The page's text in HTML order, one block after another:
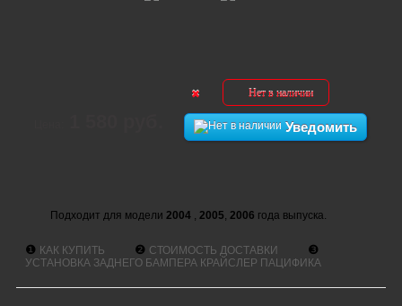
Нет в наличии
Уведомить
Подходит для модели 2004 , 2005, 2006 года выпуска.
❶ КАК КУПИТЬ ❷ СТОИМОСТЬ ДОСТАВКИ ❸
УСТАНОВКА ЗАДНЕГО БАМПЕРА КРАЙСЛЕР ПАЦИФИКА